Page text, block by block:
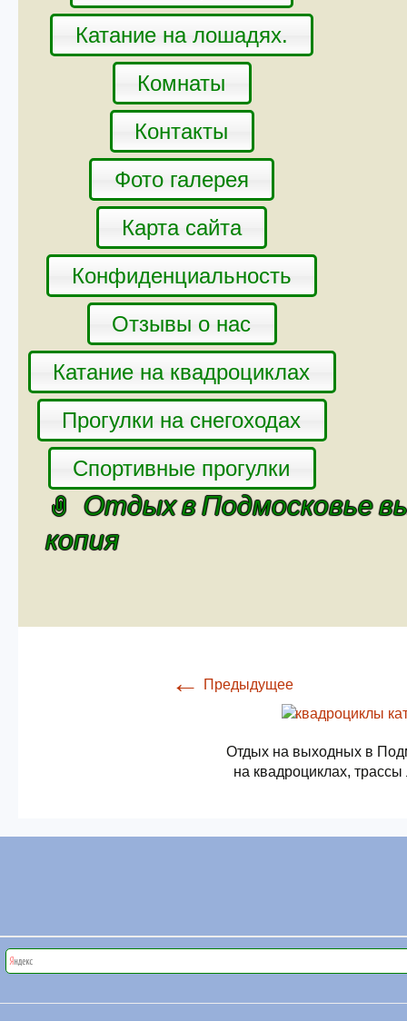
Катание на лошадях.
Комнаты
Контакты
Фото галерея
Карта сайта
Конфиденциальность
Отзывы о нас
Катание на квадроциклах
Прогулки на снегоходах
Спортивные прогулки
Отдых в Подмосковье
копия
← Предыдущее
Отдых на выходных в
на квадроциклах,